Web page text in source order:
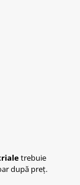
trebuie
după preț.